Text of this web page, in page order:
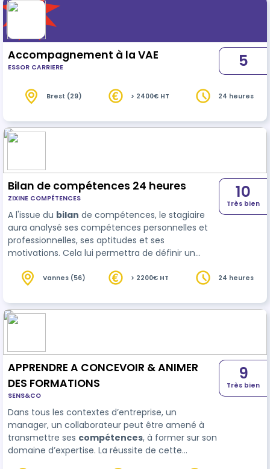
Accompagnement à la VAE
ESSOR CARRIERE 5
Brest (29) > 2400€ HT 24 heures
Bilan de compétences 24 heures
ZIXINE COMPÉTENCES
A l'issue du bilan de compétences, le stagiaire
aura analysé ses compétences personnelles et
professionnelles, ses aptitudes et ses
motivations. Cela lui permettra de définir un
et/ou, le cas échéant, un projet de for…
10
Très bien
Vannes (56) > 2200€ HT 24 heures
APPRENDRE A CONCEVOIR & ANIMER
DES FORMATIONS
SENS&CO
Dans tous les contextes d’entreprise, un
manager, un collaborateur peut être amené à
transmettre ses compétences, à former sur son
domaine d’expertise. La réussite de cette
9
Très bien